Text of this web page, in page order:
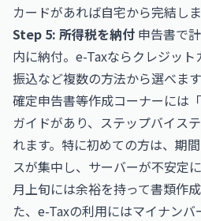
カードがあれば自宅から完結しま
Step 5: 所得税を納付 申告書で
内に納付。e-Taxならクレジッ
振込など複数の方法から選べます
確定申告書等作成コーナーには
ガイドがあり、ステップバイス
れます。特に初めての方は、期
スが集中し、サーバーが不安定
月上旬には余裕を持って書類作
た、e-Taxの利用にはマイナン